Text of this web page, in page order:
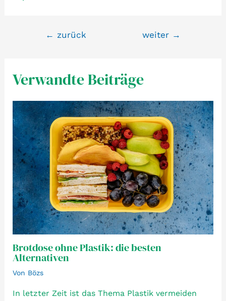
Beitragsnavigation
← zurück weiter →
Verwandte Beiträge
Brotdose ohne Plastik: die besten
Alternativen
Von Bözs
In letzter Zeit ist das Thema Plastik vermeiden